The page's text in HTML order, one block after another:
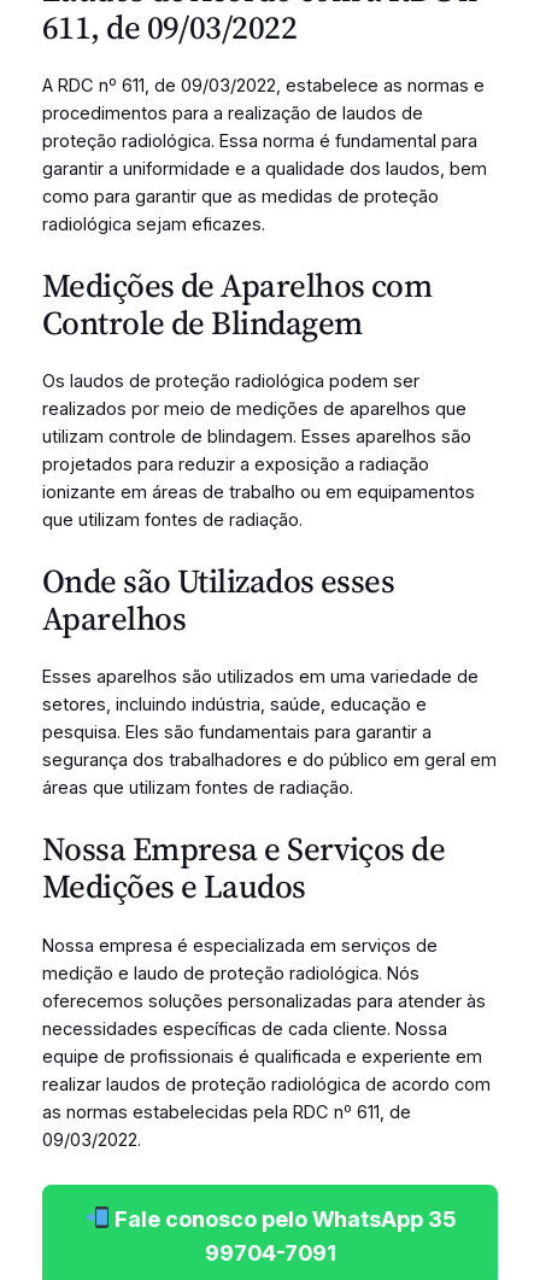
611, de 09/03/2022
A RDC nº 611, de 09/03/2022, estabelece as normas e
procedimentos para a realização de laudos de
proteção radiológica. Essa norma é fundamental para
garantir a uniformidade e a qualidade dos laudos, bem
como para garantir que as medidas de proteção
radiológica sejam eficazes.
Medições de Aparelhos com
Controle de Blindagem
Os laudos de proteção radiológica podem ser
realizados por meio de medições de aparelhos que
utilizam controle de blindagem. Esses aparelhos são
projetados para reduzir a exposição a radiação
ionizante em áreas de trabalho ou em equipamentos
que utilizam fontes de radiação.
Onde são Utilizados esses
Aparelhos
Esses aparelhos são utilizados em uma variedade de
setores, incluindo indústria, saúde, educação e
pesquisa. Eles são fundamentais para garantir a
segurança dos trabalhadores e do público em geral em
áreas que utilizam fontes de radiação.
Nossa Empresa e Serviços de
Medições e Laudos
Nossa empresa é especializada em serviços de
medição e laudo de proteção radiológica. Nós
oferecemos soluções personalizadas para atender às
necessidades específicas de cada cliente. Nossa
equipe de profissionais é qualificada e experiente em
realizar laudos de proteção radiológica de acordo com
as normas estabelecidas pela RDC nº 611, de
09/03/2022.
Fale conosco pelo WhatsApp 35
99704-7091